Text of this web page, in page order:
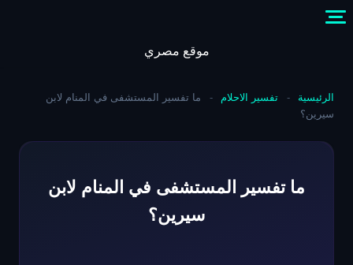
موقع مصري
الرئيسية - تفسير الاحلام -
ما تفسير المستشفى في المنام لابن
سيرين؟
ما تفسير المستشفى في المنام لابن
سيرين؟